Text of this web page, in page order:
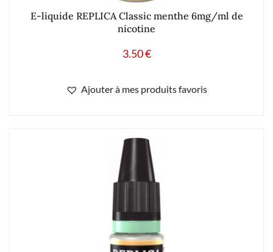
E-liquide REPLICA Classic menthe 6mg/ml de
nicotine
3.50€
Ajouter à mes produits favoris